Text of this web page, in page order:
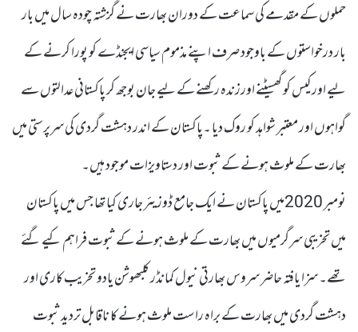
حملوں کے مقدمے کی سماعت کے دوران بھارت نے گزشتہ چودہ سال میں بار
بار درخواستوں کے باوجود صرف اپنے مذموم سیاسی ایجنڈے کو پورا کرنے کے
لیے اور کیس کو گھسیٹنے اورزندہ رکھنے کے لیے جان بوجھ کر پاکستانی عدالتوں سے
گواہوں اور معتبر شواہد کو روک دیا ۔پاکستان کے اندر دہشت گردی کی سرپرستی میں
بھارت کے ملوث ہونے کے ثبوت اور دستاویزات موجود ہیں۔
نومبر 2020میں پاکستان نے ایک جامع ڈوزیئر جاری کیا تھا جس میں پاکستان
میں تخریبی سرگرمیوں میں بھارت کے ملوث ہونے کے ثبوت فراہم کیے گئے
تھے۔ سزا یافتہ حاضر سروس بھارتی نیول کمانڈر کلبھوشن یادو تخریب کاری اور
دہشت گردی میں بھارت کے براہ راست ملوث ہونے کا ناقابل تردید ثبوت